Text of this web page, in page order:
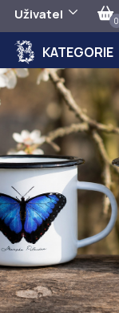
Uživatel 0
KATEGORIE